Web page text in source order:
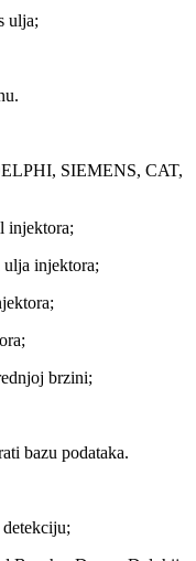
ulja;
SIEMENS, CAT,
injektora;
injektora;
brzini;
bazu podataka.